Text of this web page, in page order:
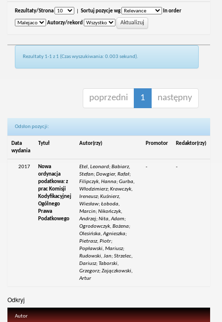
Rezultaty/Strona Sortuj pozycje wg In order
Autorzy/rekord
Rezultaty 1-1 z 1 (Czas wyszukiwania: 0.003 sekund).
poprzedni 1 następny
Odsłon pozycji:
Data
wydania
Tytuł Autor(rzy) Promotor Redaktor(rzy)
2017
Nowa
ordynacja
podatkowa: z
prac Komisji
Kodyfikacyjnej
Ogólnego
Prawa
Podatkowego
Etel, Leonard; Babiarz,
Stefan; Dowgier, Rafał;
Filipczyk, Hanna; Gurba,
Włodzimierz; Krawczyk,
Ireneusz; Kuśnierz,
Wiesław; Łoboda,
Marcin; Nikończyk,
Andrzej; Nita, Adam;
Ogrodowczyk, Bożena;
Olesińska, Agnieszka;
Pietrasz, Piotr;
Popławski, Mariusz;
Rudowski, Jan; Strzelec,
Dariusz; Taborski,
Grzegorz; Zajączkowski,
Artur
- -
Odkryj
Autor